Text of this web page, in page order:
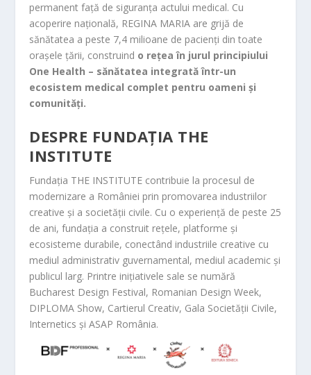
permanent față de siguranța actului medical. Cu
acoperire națională, REGINA MARIA are grijă de
sănătatea a peste 7,4 milioane de pacienți din toate
orașele țării, construind o rețea în jurul principiului
One Health – sănătatea integrată într-un
ecosistem medical complet pentru oameni și
comunități.
DESPRE FUNDAȚIA THE
INSTITUTE
Fundația THE INSTITUTE contribuie la procesul de
modernizare a României prin promovarea industriilor
creative și a societății civile. Cu o experiență de peste 25
de ani, fundația a construit rețele, platforme și
ecosisteme durabile, conectând industriile creative cu
mediul administrativ guvernamental, mediul academic și
publicul larg. Printre inițiativele sale se numără
Bucharest Design Festival, Romanian Design Week,
DIPLOMA Show, Cartierul Creativ, Gala Societății Civile,
Internetics și ASAP România.